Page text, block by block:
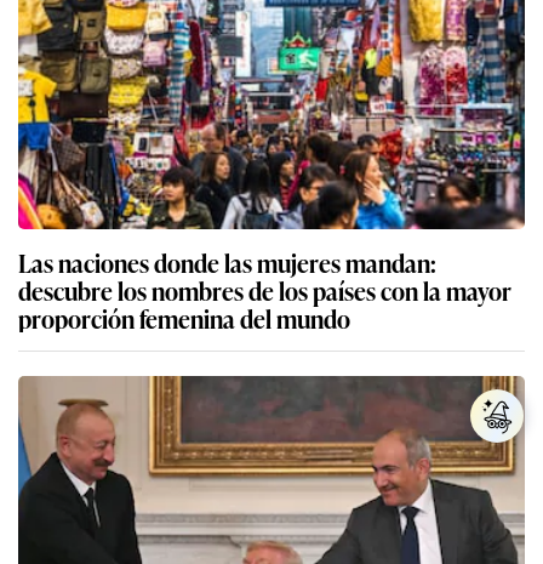
Las naciones donde las mujeres mandan:
descubre los nombres de los países con la mayor
proporción femenina del mundo